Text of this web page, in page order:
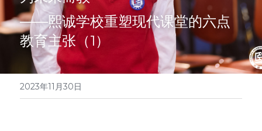
申请指南
常见问题
学校新闻
工作机会
商务合作
学生平台
简体中文
简体中文
访校预约
——熙诚学校重塑现代课堂的六点
教育主张（1）
2023年11月30日